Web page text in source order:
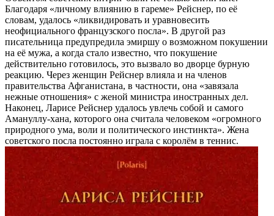
Благодаря «личному влиянию в гареме» Рейснер, по её
словам, удалось «ликвидировать и уравновесить
неофициального французского посла». В другой раз
писательница предупредила эмиршу о возможном покушении
на её мужа, а когда стало известно, что покушение
действительно готовилось, это вызвало во дворце бурную
реакцию. Через женщин Рейснер влияла и на членов
правительства Афганистана, в частности, она «завязала
нежные отношения» с женой министра иностранных дел.
Наконец, Ларисе Рейснер удалось увлечь собой и самого
Амануллу-хана, которого она считала человеком «огромного
природного ума, воли и политического инстинкта». Жена
советского посла постоянно играла с королём в теннис.